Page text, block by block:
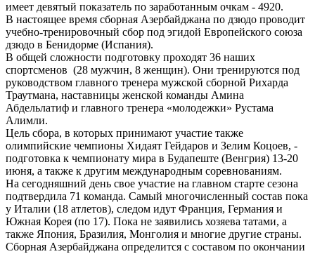
имеет девятый показатель по заработанным очкам - 4920.
В настоящее время сборная Азербайджана по дзюдо проводит
учебно-тренировочный сбор под эгидой Европейского союза
дзюдо в Бенидорме (Испания).
В общей сложности подготовку проходят 36 наших
спортсменов (28 мужчин, 8 женщин). Они тренируются под
руководством главного тренера мужской сборной Рихарда
Траутмана, наставницы женской команды Амина
Абдельлатиф и главного тренера «молодежки» Рустама
Алимли.
Цель сбора, в которых принимают участие также
олимпийские чемпионы Хидаят Гейдаров и Зелим Коцоев, -
подготовка к чемпионату мира в Будапеште (Венгрия) 13-20
июня, а также к другим международным соревнованиям.
На сегодняшний день свое участие на главном старте сезона
подтвердила 71 команда. Самый многочисленный состав пока
у Италии (18 атлетов), следом идут Франция, Германия и
Южная Корея (по 17). Пока не заявились хозяева татами, а
также Япония, Бразилия, Монголия и многие другие страны.
Сборная Азербайджана определится с составом по окончании